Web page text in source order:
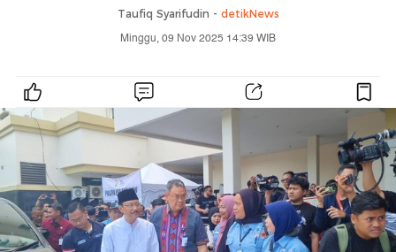
Taufiq Syarifudin - detikNews
Minggu, 09 Nov 2025 14:39 WIB